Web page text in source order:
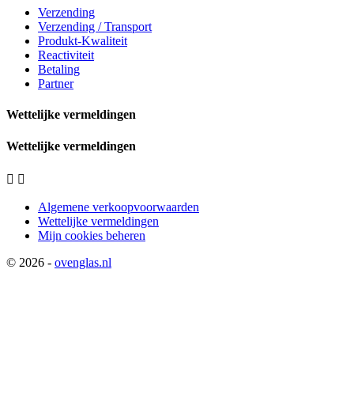
Verzending
Verzending / Transport
Produkt-Kwaliteit
Reactiviteit
Betaling
Partner
Wettelijke vermeldingen
Wettelijke vermeldingen
 
Algemene verkoopvoorwaarden
Wettelijke vermeldingen
Mijn cookies beheren
© 2026 - ovenglas.nl